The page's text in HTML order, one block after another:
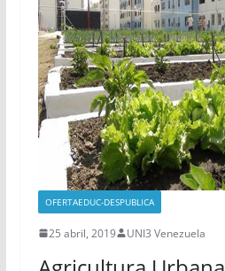
OFERTAEDUC-DESPUBLICA
25 abril, 2019 UNI3 Venezuela